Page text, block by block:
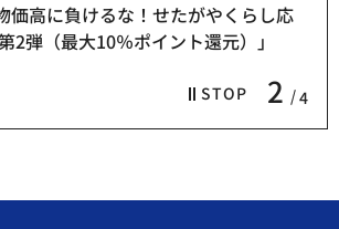
STOP 2 4
価高に負けるな！せたがやくらし応
2弾（最大10％ポイント還元）」